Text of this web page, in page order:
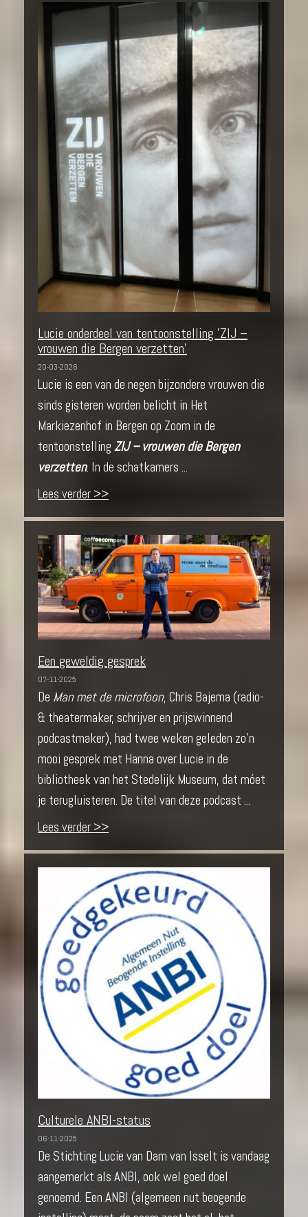
Lucie onderdeel van tentoonstelling 'ZIJ –
vrouwen die Bergen verzetten'
20-03-2026
Lucie is een van de negen bijzondere vrouwen die
sinds gisteren worden belicht in Het
Markiezenhof in Bergen op Zoom in de
tentoonstelling ZIJ – vrouwen die Bergen
verzetten. In de schatkamers ...
Lees verder >>
Een geweldig gesprek
07-11-2025
De Man met de microfoon, Chris Bajema (radio-
& theatermaker, schrijver en prijswinnend
podcastmaker), had twee weken geleden zo’n
mooi gesprek met Hanna over Lucie in de
bibliotheek van het Stedelijk Museum, dat móet
je terugluisteren. De titel van deze podcast ...
Lees verder >>
Culturele ANBI-status
06-11-2025
De Stichting Lucie van Dam van Isselt is vandaag
aangemerkt als ANBI, ook wel goed doel
genoemd. Een ANBI (algemeen nut beogende